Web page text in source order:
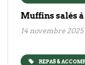
Muffins salés
14 novembre 2025
REPAS &